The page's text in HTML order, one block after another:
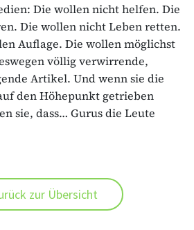
Die wollen nicht helfen. Die
Die wollen nicht Leben retten.
Auflage. Die wollen möglichst
völlig verwirrende,
Artikel. Und wenn sie die
den Höhepunkt getrieben
sie, dass… Gurus die Leute
zur Übersicht